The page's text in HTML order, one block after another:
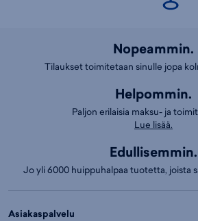
Nopeammin.
Tilaukset toimitetaan sinulle jopa
Helpommin.
Paljon erilaisia maksu- ja
Lue lisää.
Edullisemmin.
Jo yli 6000 huippuhalpaa tuotetta, joista
Asiakaspalvelu